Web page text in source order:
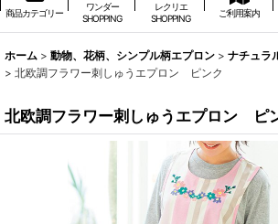
商品カテゴリー
ワンダー
SHOPPING
レクリエ
SHOPPING
ご利用案内
ホーム > 動物、花柄、シンプル柄エプロン > ナチュラ
> 北欧調フラワー刺しゅうエプロン ピンク
北欧調フラワー刺しゅうエプロン ピ